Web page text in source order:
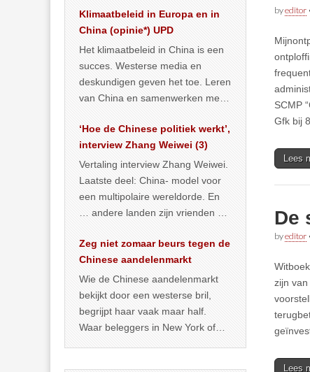
byeditor
SCMP
Gfk bij
Lees
De
byeditor
zijn
Lees
publiceerden… >> lees meer
Klimaatbeleid in Europa en in
China (opinie*) UPD
Het klimaatbeleid in China is een
succes. Westerse media en
deskundigen geven het toe. Leren
van China en samenwerken met
… >> lees meer
‘Hoe de Chinese politiek werkt’,
interview Zhang Weiwei (3)
Vertaling interview Zhang Weiwei.
Laatste deel: China- model voor
een multipolaire wereldorde. En
… andere landen zijn vrienden of
Zeg niet zomaar beurs tegen de
Chinese aandelenmarkt
Wie de Chinese aandelenmarkt
bekijkt door een westerse bril,
begrijpt haar vaak maar half.
Waar beleggers in New York of